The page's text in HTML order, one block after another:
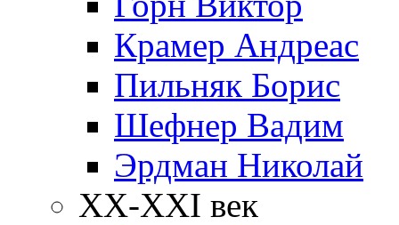
Крамер Андреас
Пильняк Борис
Шефнер Вадим
Эрдман Николай
ХХ-XXI век